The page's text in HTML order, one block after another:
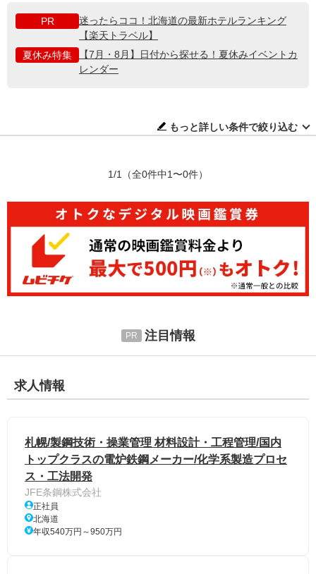
PR
迷ったらココ！北海道の最新ホテルランキング
【楽天トラベル】
夏休み特集
【7月・8月】日付から探せる！夏休みイベントカ
レンダー
もっと詳しい条件で絞り込む
1/1 （全0件中1〜0件）
注目情報
求人情報
札幌/製鋼技術・操業管理 材料設計・工程管理/国内
トップクラスの電炉鉄鋼メーカー/化学系製造プロセ
ス・工法開発
JFE条鋼株式会社
正社員
北海道
年収540万円～950万円